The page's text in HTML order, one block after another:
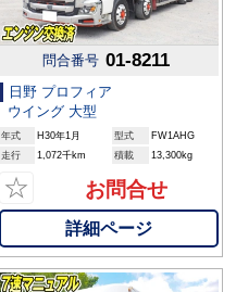
問合番号 01-8211
日野 プロフィア
ウイング 大型
年式 H30年1月 型式
FW1AHG
走行
1,072千km 積載 13,300kg
☆ お問合せ
詳細ページ